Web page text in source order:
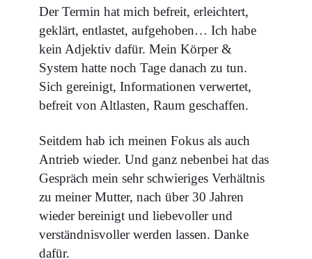
Der Termin hat mich befreit, erleichtert,
geklärt, entlastet, aufgehoben… Ich habe
kein Adjektiv dafür. Mein Körper &
System hatte noch Tage danach zu tun.
Sich gereinigt, Informationen verwertet,
befreit von Altlasten, Raum geschaffen.
Seitdem hab ich meinen Fokus als auch
Antrieb wieder. Und ganz nebenbei hat das
Gespräch mein sehr schwieriges Verhältnis
zu meiner Mutter, nach über 30 Jahren
wieder bereinigt und liebevoller und
verständnisvoller werden lassen. Danke
dafür.